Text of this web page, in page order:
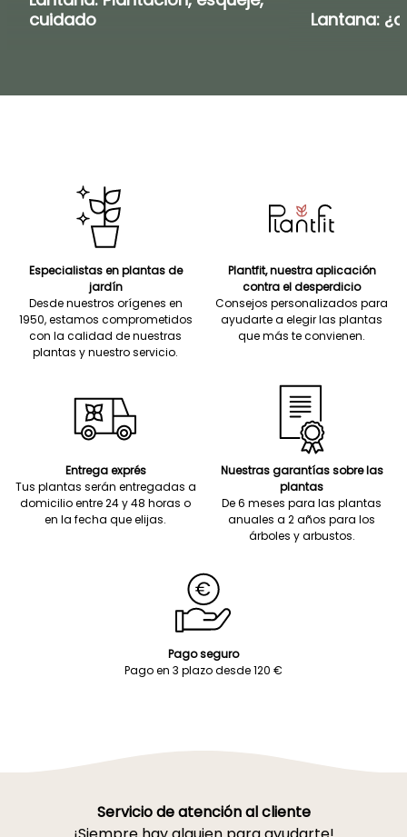
cuidado
Lantana:
Especialistas en plantas de
jardín
Desde nuestros orígenes en
1950, estamos comprometidos
con la calidad de nuestras
plantas y nuestro servicio.
Plantfit, nuestra aplicación
contra el desperdicio
Consejos personalizados para
ayudarte a elegir las plantas
que más te convienen.
Entrega exprés
Tus plantas serán entregadas a
domicilio entre 24 y 48 horas o
en la fecha que elijas.
Nuestras garantías sobre las
plantas
De 6 meses para las plantas
anuales a 2 años para los
árboles y arbustos.
Pago seguro
Pago en 3 plazo desde 120 €
Servicio de atención al cliente